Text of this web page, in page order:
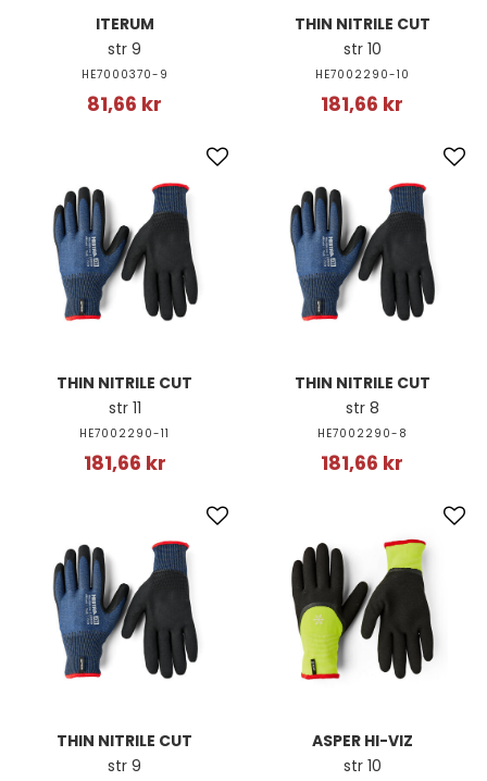
ITERUM
str 9
HE7000370-9
81,66 kr
THIN NITRILE CUT
str 10
HE7002290-10
181,66 kr
THIN NITRILE CUT
str 11
HE7002290-11
181,66 kr
THIN NITRILE CUT
str 8
HE7002290-8
181,66 kr
THIN NITRILE CUT
str 9
ASPER HI-VIZ
str 10